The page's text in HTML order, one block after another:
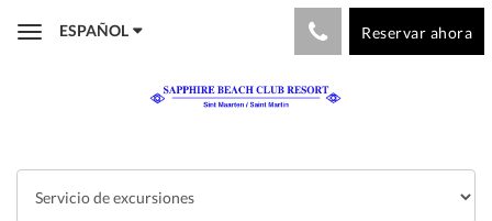
ToggleESPAÑOL Reservar ahora